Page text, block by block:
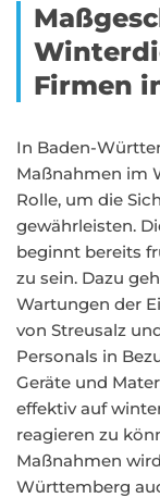
Firmen
In Baden-
Maßnahmen im
Rolle, um die
gewährleisten.
beginnt bereits
zu sein. Dazu
Wartungen der
von Streusalz
Personals in
Geräte und
effektiv auf
reagieren zu
Maßnahmen
Württemberg